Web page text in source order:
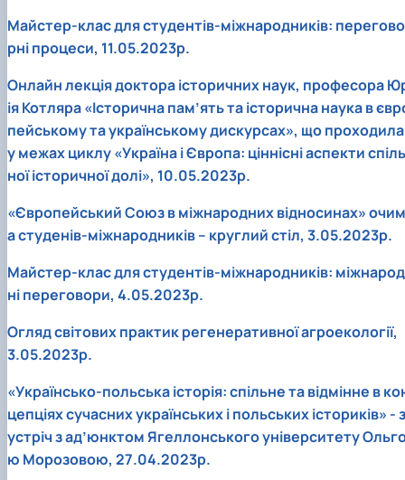
Майстер-клас для студентів-міжнародників: перегово
рні процеси, 11.05.2023р.
Онлайн лекція доктора історичних наук, професора
ія Котляра «Історична пам’ять та історична наука в
пейському та українському дискурсах», що проходила
у межах циклу «Україна і Європа: ціннісні аспекти спіль
ної історичної долі», 10.05.2023р.
«Європейський Союз в міжнародних відносинах» очим
а студенів-міжнародників – круглий стіл, 3.05.2023р.
Майстер-клас для студентів-міжнародників: міжнарод
ні переговори, 4.05.2023р.
Огляд світових практик регенеративної агроекології,
3.05.2023р.
«Українсько-польська історія: спільне та відмінне в
цепціях сучасних українських і польських істориків» - з
устріч з ад’юнктом Ягеллонського університету
ю Морозовою, 27.04.2023р.